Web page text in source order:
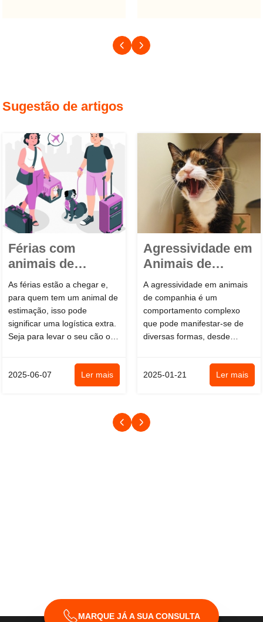
Sugestão de artigos
Férias com
animais de
estimação: Dicas
essenciais ...
As férias estão a chegar e,
para quem tem um animal de
estimação, isso pode
significar uma logística extra.
Seja para levar o seu cão ou
2025-06-07 Ler mais
Agressividade em
Animais de
Companhia – um
problem...
A agressividade em animais
de companhia é um
comportamento complexo
que pode manifestar-se de
diversas formas, desde
até ataques violentos. É...
2025-01-21
Ler mais
MARQUE JÁ A SUA CONSULTA